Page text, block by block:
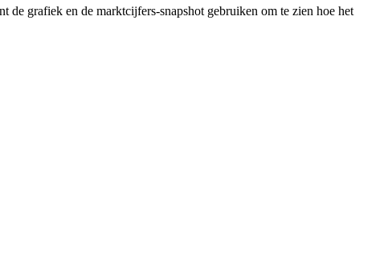
grafiek en de marktcijfers-snapshot gebruiken om te zien hoe het